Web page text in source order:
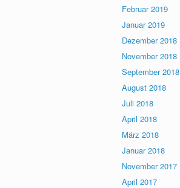
Februar 2019
Januar 2019
Dezember 2018
November 2018
September 2018
August 2018
Juli 2018
April 2018
März 2018
Januar 2018
November 2017
April 2017